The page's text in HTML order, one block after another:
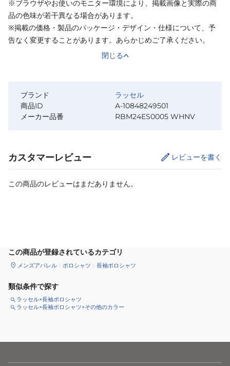
※ブラウザやお使いのモニター環境により、掲載画像と実際の商
品の色味が若干異なる場合があります。
※掲載の価格・製品のパッケージ・デザイン・仕様について、予
告なく変更することがあります。あらかじめご了承ください。
閉じる
ブランド
ラッセル
商品ID
A-10848249501
メーカー品番
RBM24ES0005 WHNV
カスタマーレビュー レビューを書く
この商品のレビューはまだありません。
この商品が登録されているカテゴリ
メンズアパレル ポロシャツ 長袖ポロシャツ
類似条件で探す
ラッセル×長袖ポロシャツ
ラッセル×長袖ポロシャツ×その他のカラー